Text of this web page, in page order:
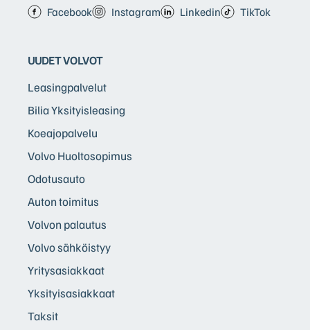
Facebook Instagram Linkedin TikTok
UUDET VOLVOT
Leasingpalvelut
Bilia Yksityisleasing
Koeajopalvelu
Volvo Huoltosopimus
Odotusauto
Auton toimitus
Volvon palautus
Volvo sähköistyy
Yritysasiakkaat
Yksityisasiakkaat
Taksit